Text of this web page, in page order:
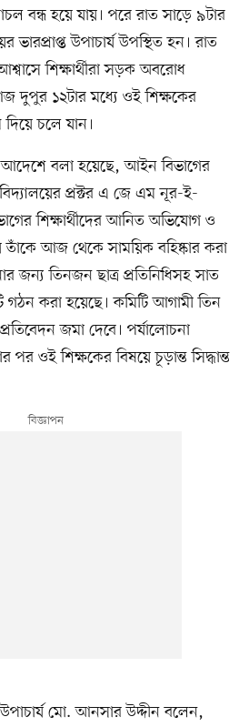
বন্ধ হয়ে যায়। পরে রাত সাড়ে ৯টার
ভারপ্রাপ্ত উপাচার্য উপস্থিত হন। রাত
শিক্ষার্থীরা সড়ক অবরোধ
দুপুর ১২টার মধ্যে ওই শিক্ষকের
চলে যান।
আদেশে বলা হয়েছে, আইন বিভাগের
প্রক্টর এ জে এম নূর-ই-
শিক্ষার্থীদের আনিত অভিযোগ ও
তাঁকে আজ থেকে সাময়িক বহিষ্কার করা
জন্য তিনজন ছাত্র প্রতিনিধিসহ সাত
গঠন করা হয়েছে। কমিটি আগামী তিন
জমা দেবে। পর্যালোচনা
পর ওই শিক্ষকের বিষয়ে চূড়ান্ত সিদ্ধান্ত
উপাচার্য মো. আনসার উদ্দীন বলেন,